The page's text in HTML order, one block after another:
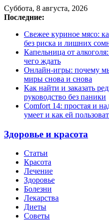
Суббота, 8 августа, 2026
Последние:
Свежее куриное мясо:
без риска и лишних
Капельница от
чего ждать
Онлайн-игры: почему
миры снова и снова
Как найти и заказать
руководство без паники
Comfort 14: простая и
умеет и как ей
Здоровье и красота
Статьи
Красота
Лечение
Здоровье
Болезни
Лекарства
Диеты
Советы